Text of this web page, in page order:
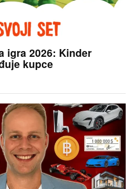
igra 2026: Kinder
kupce